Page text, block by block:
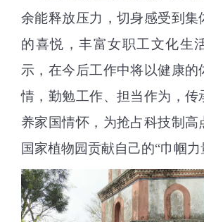
余能释放压力，切身感受到集
的喜悦，丰富女职工文化生
示，在今后工作中将以健康的
情，勤勉工作、担当作为，传
养家国情怀，为抢占科技制高
国家植物园贡献自己的“巾帼力